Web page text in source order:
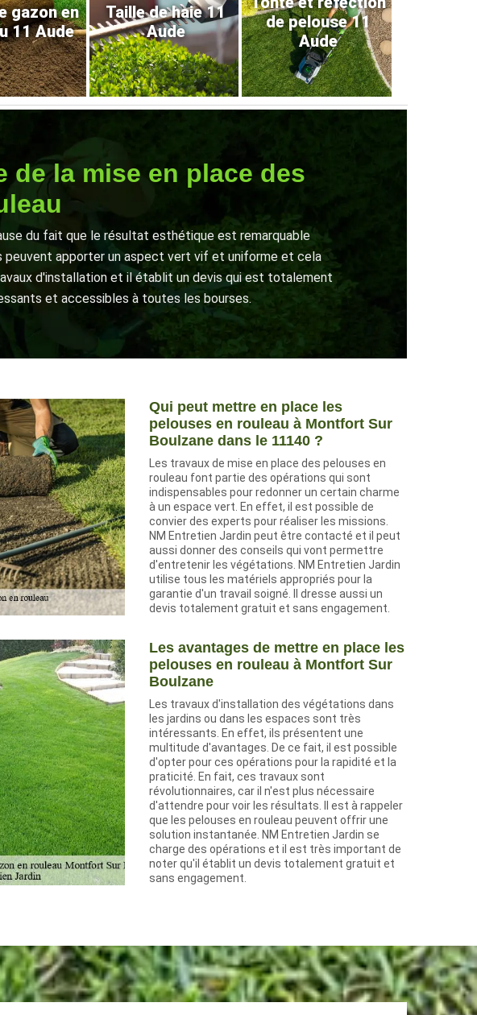
gazon en
11 Aude
Taille de haie 11
Aude
de pelouse 11
Aude
de la mise en place des
du fait que le résultat esthétique est remarquable
peuvent apporter un aspect vert vif et uniforme et cela
d'installation et il établit un devis qui est totalement
et accessibles à toutes les bourses.
Qui peut mettre en place les
pelouses en rouleau à Montfort Sur
Boulzane dans le 11140 ?
Les travaux de mise en place des pelouses en
rouleau font partie des opérations qui sont
indispensables pour redonner un certain charme
à un espace vert. En effet, il est possible de
convier des experts pour réaliser les missions.
NM Entretien Jardin peut être contacté et il peut
aussi donner des conseils qui vont permettre
d'entretenir les végétations. NM Entretien Jardin
utilise tous les matériels appropriés pour la
garantie d'un travail soigné. Il dresse aussi un
devis totalement gratuit et sans engagement.
Les avantages de mettre en place les
pelouses en rouleau à Montfort Sur
Boulzane
Les travaux d'installation des végétations dans
les jardins ou dans les espaces sont très
intéressants. En effet, ils présentent une
multitude d'avantages. De ce fait, il est possible
d'opter pour ces opérations pour la rapidité et la
praticité. En fait, ces travaux sont
révolutionnaires, car il n'est plus nécessaire
d'attendre pour voir les résultats. Il est à rappeler
que les pelouses en rouleau peuvent offrir une
solution instantanée. NM Entretien Jardin se
charge des opérations et il est très important de
noter qu'il établit un devis totalement gratuit et
sans engagement.